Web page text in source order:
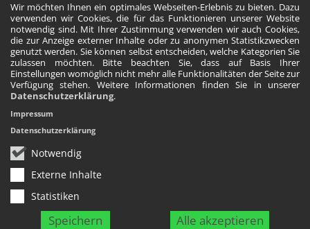
Wir möchten Ihnen ein optimales Webseiten-Erlebnis zu bieten. Dazu
verwenden wir Cookies, die für das Funktionieren unserer Website
notwendig sind. Mit Ihrer Zustimmung verwenden wir auch Cookies,
die zur Anzeige externer Inhalte oder zu anonymen Statistikzwecken
genutzt werden. Sie können selbst entscheiden, welche Kategorien Sie
zulassen möchten. Bitte beachten Sie, dass auf Basis Ihrer
Einstellungen womöglich nicht mehr alle Funktionalitäten der Seite zur
Verfügung stehen. Weitere Informationen finden Sie in unserer
Datenschutzerklärung.
Notwendig
Externe Inhalte
Statistiken
Speichern Alle akzeptieren
Impressum
Datenschutzerklärung